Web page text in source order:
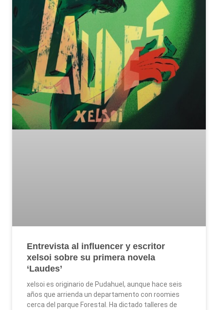
Entrevista al influencer y escritor
xelsoi sobre su primera novela
‘Laudes’
xelsoi es originario de Pudahuel, aunque hace seis
años que arrienda un departamento con roomies
cerca del parque Forestal. Ha dictado talleres de